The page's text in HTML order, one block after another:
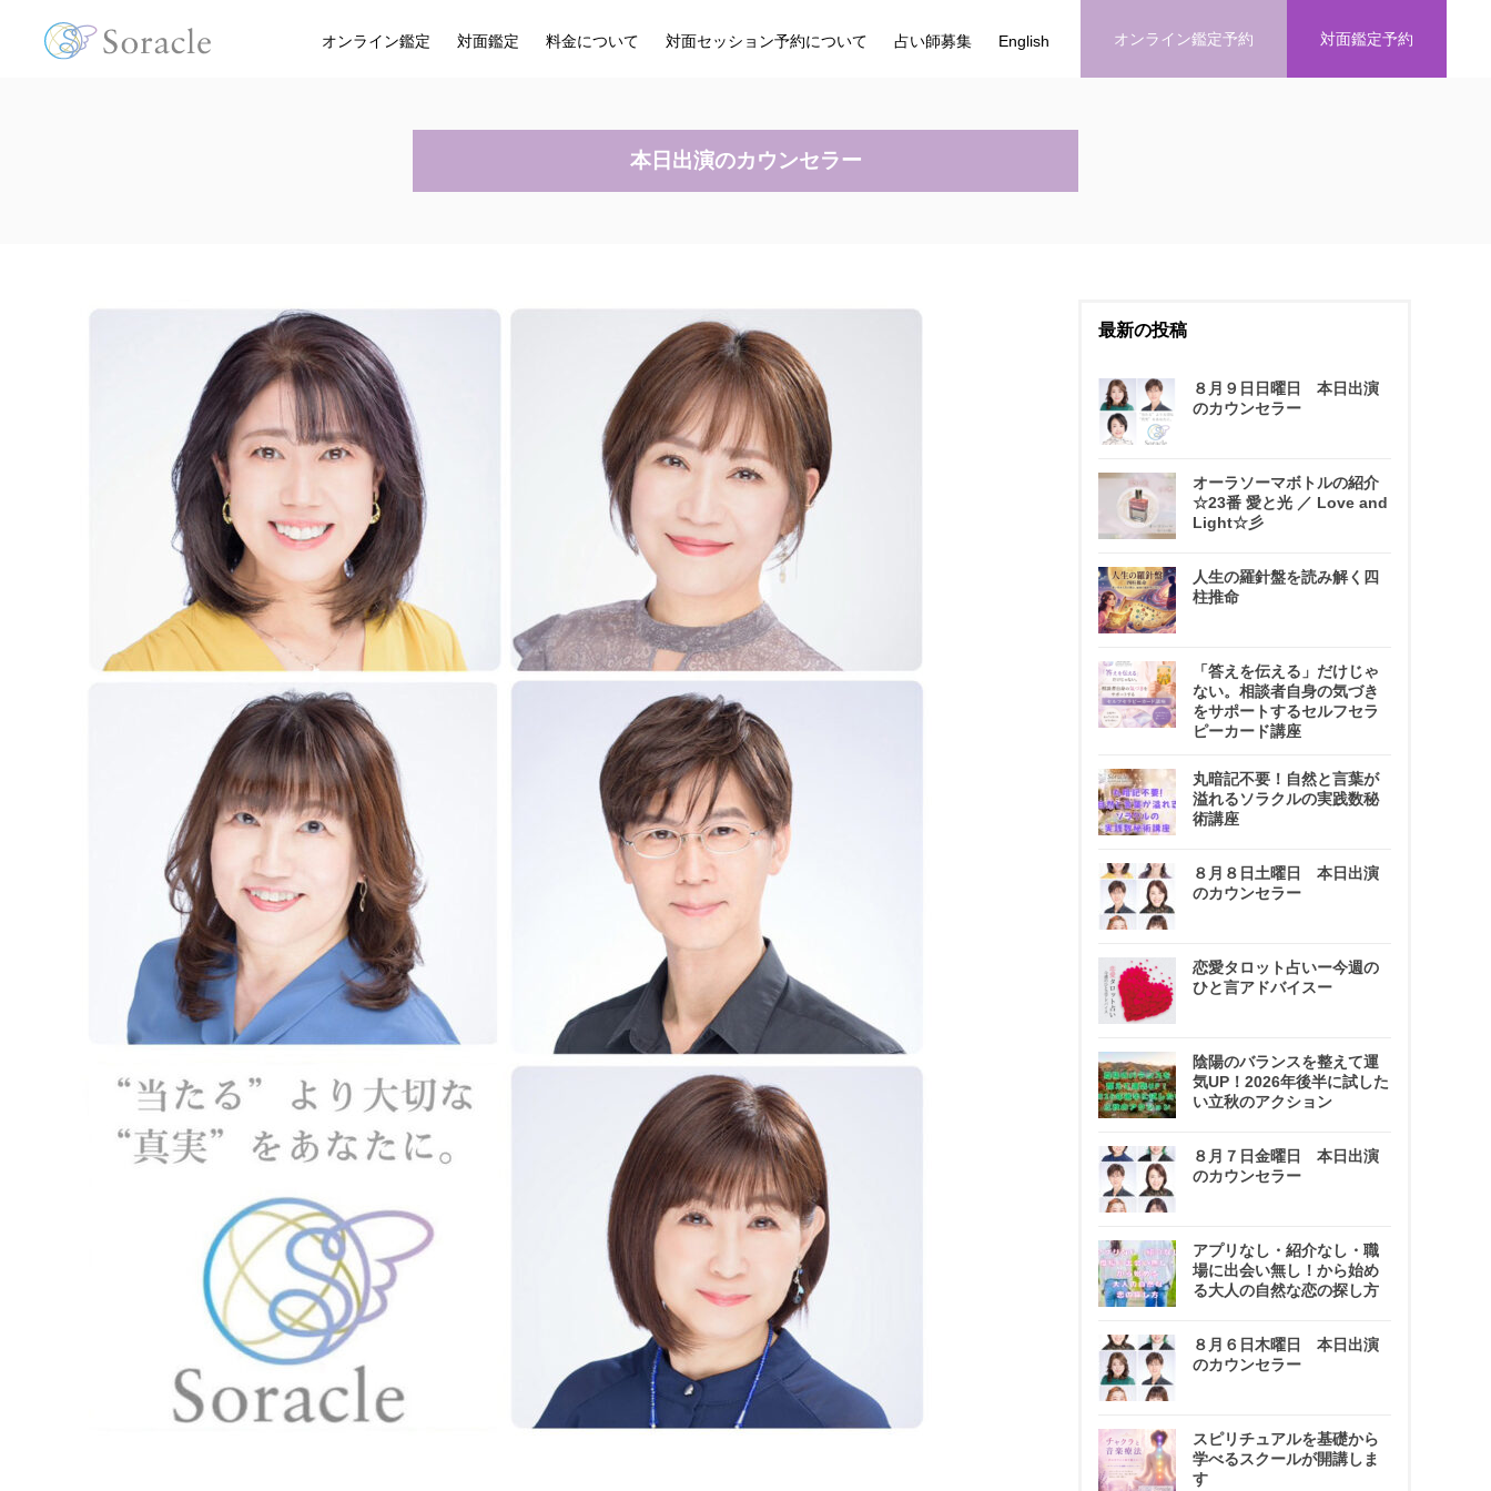
オンライン鑑定 対面鑑定 料金について 対面セッション予約について 占い師募集 English オンライン鑑定予約 対面鑑定予約
本日出演のカウンセラー
最新の投稿
８月９日日曜日 本日出演
のカウンセラー
オーラソーマボトルの紹介
☆23番 愛と光 ／ Love and
Light☆彡
人生の羅針盤を読み解く四
柱推命
「答えを伝える」だけじゃ
ない。相談者自身の気づき
をサポートするセルフセラ
ピーカード講座
丸暗記不要！自然と言葉が
溢れるソラクルの実践数秘
術講座
８月８日土曜日 本日出演
のカウンセラー
恋愛タロット占いー今週の
ひと言アドバイスー
陰陽のバランスを整えて運
気UP！2026年後半に試した
い立秋のアクション
８月７日金曜日 本日出演
のカウンセラー
アプリなし・紹介なし・職
場に出会い無し！から始め
る大人の自然な恋の探し方
８月６日木曜日 本日出演
のカウンセラー
スピリチュアルを基礎から
学べるスクールが開講しま
す